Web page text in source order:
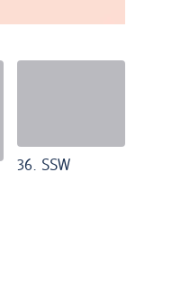
36. SSW